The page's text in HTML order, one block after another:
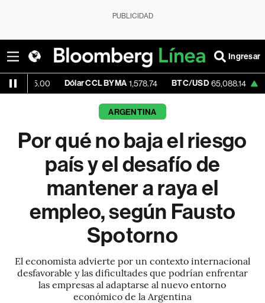
PUBLICIDAD
Ingresar
Dólar CCL BYMA 1,578.74 BTC/USD 65,088.14 +0.24%
ARGENTINA
Por qué no baja el riesgo
país y el desafío de
mantener a raya el
empleo, según Fausto
Spotorno
El economista advierte por un contexto internacional
desfavorable y las dificultades que podrían enfrentar
las empresas al adaptarse al nuevo entorno
económico de la Argentina